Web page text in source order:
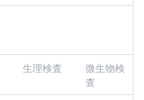
生理検査
微生物検
査